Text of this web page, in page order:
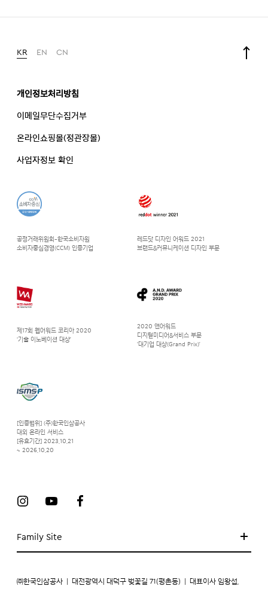
KR EN CN
Family Site
공정거래위원회-한국소비자원
소비자중심경영(CCM) 인증기업
레드닷 디자인 어워드 2021
브랜드&커뮤니케이션 디자인 부문
제17회 웹어워드 코리아 2020
‘기술 이노베이션 대상’
2020 앤어워드
디지털미디어&서비스 부문
‘대기업 대상(Grand Prix)’
[인증범위] (주)한국인삼공사
대외 온라인 서비스
[유효기간] 2023.10.21
~ 2026.10.20
개인정보처리방침
이메일무단수집거부
온라인쇼핑몰(정관장몰)
사업자정보 확인
㈜한국인삼공사 대전광역시 대덕구 벚꽃길 71(평촌동) 대표이사 임왕섭,